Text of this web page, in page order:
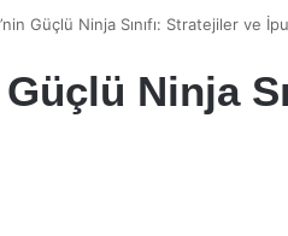
Güçlü Ninja Sınıfı: Stratejiler ve
Ninja